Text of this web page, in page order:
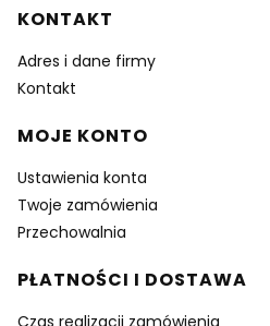
KONTAKT
Adres i dane firmy
Kontakt
MOJE KONTO
Ustawienia konta
Twoje zamówienia
Przechowalnia
PŁATNOŚCI I DOSTAWA